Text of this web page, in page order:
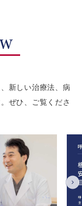
新しい治療法、病
ぜひ、ご覧くださ